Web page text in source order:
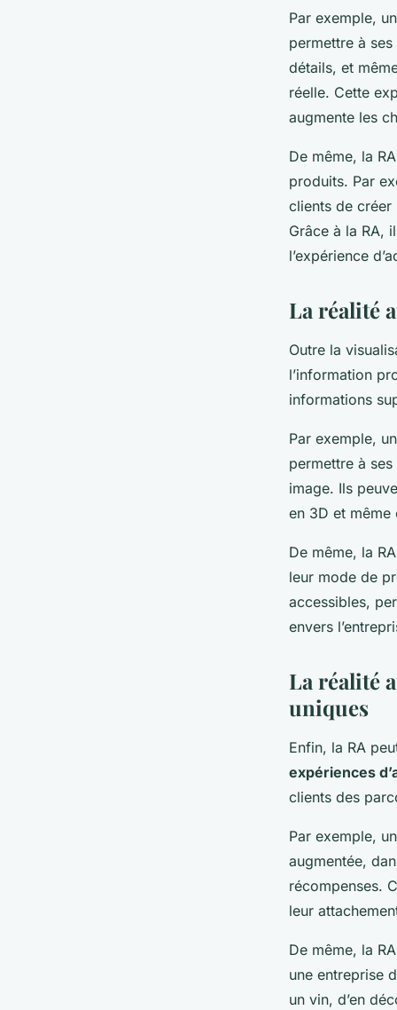
Par exemple,
permettre à
détails, et
réelle. Cette
augmente les
De même, la
produits. Par
clients de créer
Grâce à la RA,
l’expérience
La réalité
Outre la
l’information
informations
Par exemple,
permettre à ses
image. Ils
en 3D et même
De même, la
leur mode de
accessibles,
envers
La réalité
uniques
Enfin, la RA
expériences
clients des
Par exemple,
augmentée,
récompenses.
leur
De même, la
une entreprise
un vin, d’en